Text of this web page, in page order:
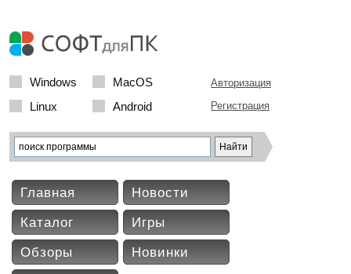
Windows
MacOS
Linux
Android
Авторизация
Регистрация
Главная
Новости
Каталог
Игры
Обзоры
Новинки